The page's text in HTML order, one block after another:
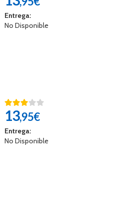
Entrega:
No Disponible
13,95€
Entrega:
No Disponible